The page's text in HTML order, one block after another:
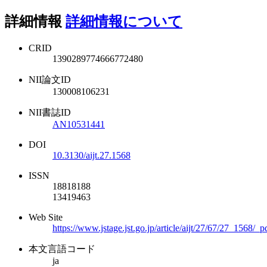
詳細情報 詳細情報について
CRID
1390289774666772480
NII論文ID
130008106231
NII書誌ID
AN10531441
DOI
10.3130/aijt.27.1568
ISSN
18818188
13419463
Web Site
https://www.jstage.jst.go.jp/article/aijt/27/67/27_1568/
本文言語コード
ja